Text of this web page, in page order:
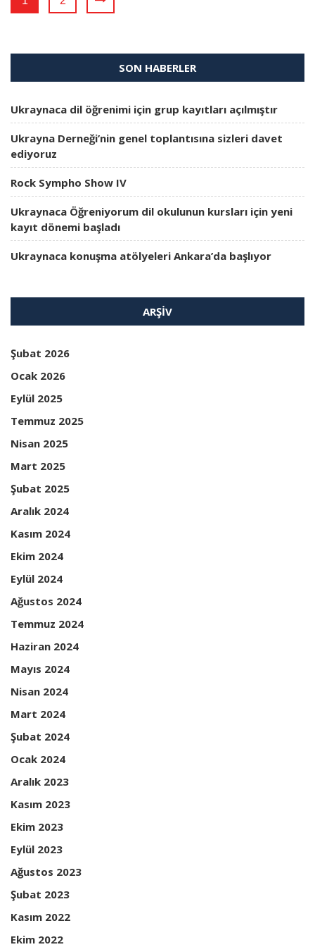
SON HABERLER
Ukraynaca dil öğrenimi için grup kayıtları açılmıştır
Ukrayna Derneği’nin genel toplantısına sizleri davet
ediyoruz
Rock Sympho Show IV
Ukraynaca Öğreniyorum dil okulunun kursları için yeni
kayıt dönemi başladı
Ukraynaca konuşma atölyeleri Ankara’da başlıyor
ARŞIV
Şubat 2026
Ocak 2026
Eylül 2025
Temmuz 2025
Nisan 2025
Mart 2025
Şubat 2025
Aralık 2024
Kasım 2024
Ekim 2024
Eylül 2024
Ağustos 2024
Temmuz 2024
Haziran 2024
Mayıs 2024
Nisan 2024
Mart 2024
Şubat 2024
Ocak 2024
Aralık 2023
Kasım 2023
Ekim 2023
Eylül 2023
Ağustos 2023
Şubat 2023
Kasım 2022
Ekim 2022